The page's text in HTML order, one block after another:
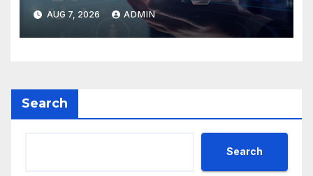
връзка с промени в
основанията за
задължително
по ЗОП
AUG 7, 2026 ADMIN
Search
Search